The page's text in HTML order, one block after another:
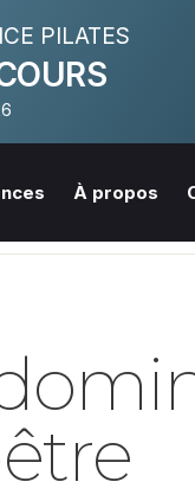
PILATES
À propos